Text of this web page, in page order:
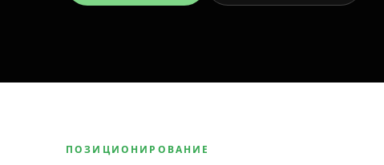
ПОЗИЦИОНИРОВАНИЕ